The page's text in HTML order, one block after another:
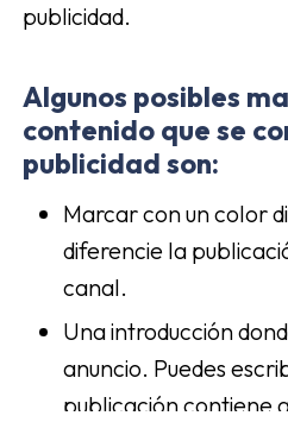
publicidad.
Algunos posibles
contenido que se
publicidad son:
Marcar con un color
diferencie la
canal.
Una introducción
anuncio. Puedes
publicación contiene